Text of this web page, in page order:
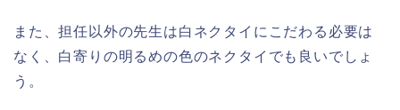
また、担任以外の先生は白ネクタイにこだわる必要は
なく、白寄りの明るめの色のネクタイでも良いでしょ
う。